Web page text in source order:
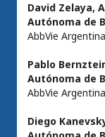
David Zelaya,
Autónoma de
AbbVie Argentina
Pablo
Autónoma de
AbbVie Argentina
Diego